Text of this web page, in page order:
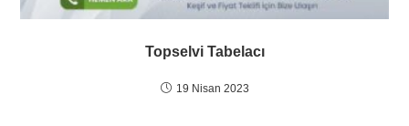
Topselvi Tabelacı
19 Nisan 2023